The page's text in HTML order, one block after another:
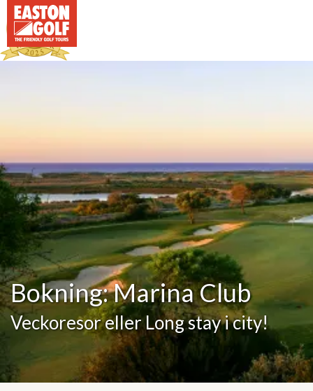
Bokning: Marina Club
Veckoresor eller Long stay i city!